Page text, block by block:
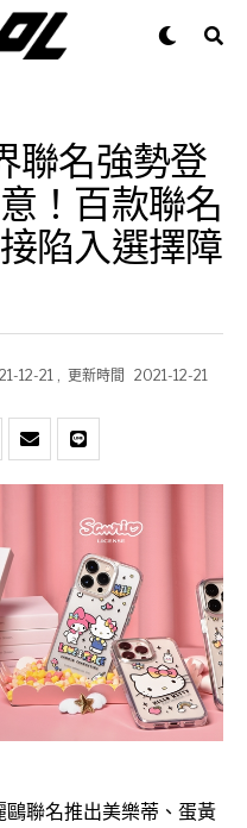
聯名強勢登
！百款聯名
陷入選擇障
12-21 , 更新時間 2021-12-21
鷗聯名推出美樂蒂、蛋黃